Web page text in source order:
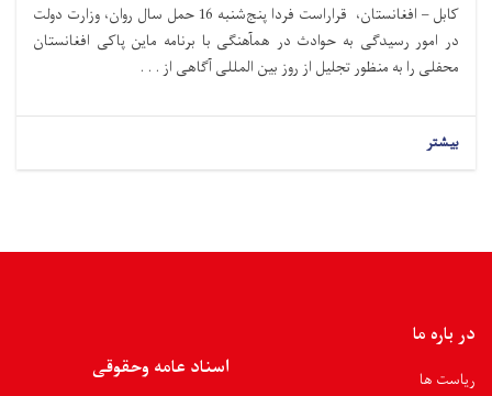
کابل – افغانستان، قراراست فردا پنج‌شنبه 16 حمل سال روان، وزارت دولت
در امور رسیدگی به حوادث در همآهنگی با برنامه ماین پاکی افغانستان
محفلی را به منظور تجلیل از روز بین المللی آگاهی از . . .
بیشتر
در باره ما
ریاست ها
اسناد عامه وحقوقی